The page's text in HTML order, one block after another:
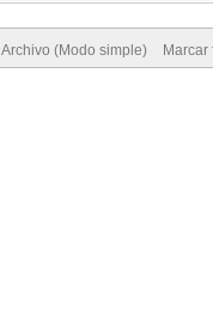
Archivo (Modo simple)